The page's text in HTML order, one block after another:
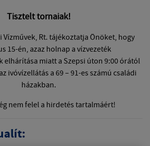
Tisztelt tornaiak!
Vízművek, Rt. tájékoztatja Önöket, hogy
15-én, azaz holnap a vízvezeték
elhárítása miatt a Szepsi úton 9:00 órától
ivóvízellátás a 69 – 91-es számú családi
házakban.
nem felel a hirdetés tartalmáért!